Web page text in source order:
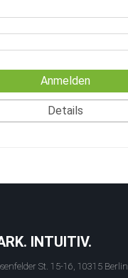
Anmelden
Details
INTUITIV.
St. 15-16, 10315 Berlin